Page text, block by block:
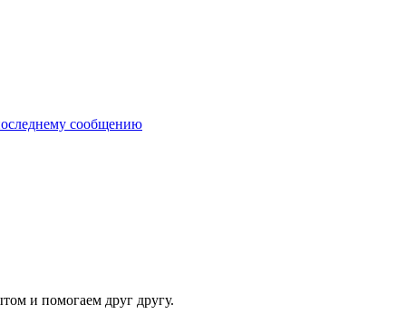
сообщению
и помогаем друг другу.